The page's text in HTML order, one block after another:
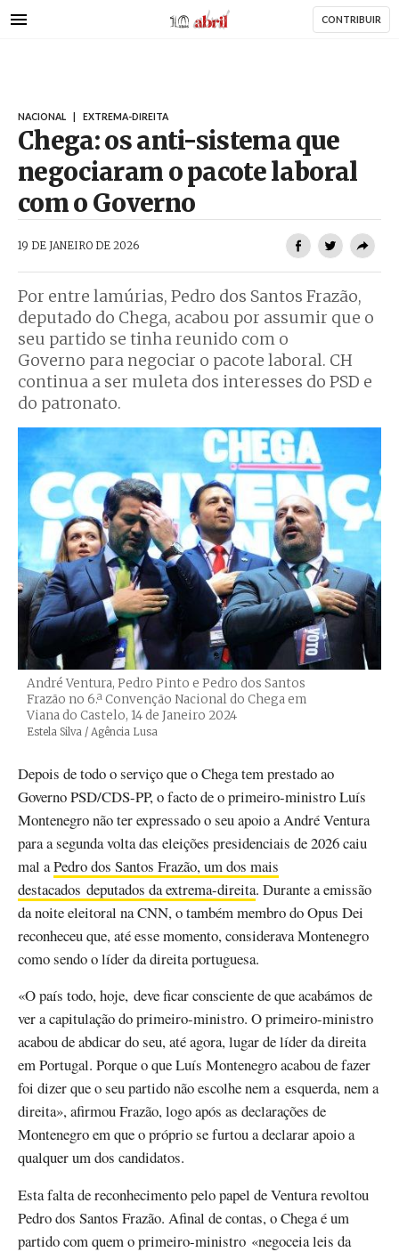
para
AbrilAbril CONTRIBUIR
NACIONAL EXTREMA-DIREITA
Chega: os anti-sistema que
negociaram o pacote laboral
com o Governo
19 DE JANEIRO DE 2026
Por entre lamúrias, Pedro dos Santos Frazão,
deputado do Chega, acabou por assumir que o
seu partido se tinha reunido com o
Governo para negociar o pacote laboral. CH
continua a ser muleta dos interesses do PSD e
do patronato.
André Ventura, Pedro Pinto e Pedro dos Santos
Frazão no 6.ª Convenção Nacional do Chega em
Viana do Castelo, 14 de Janeiro 2024
Créditos
Estela Silva / Agência Lusa
Depois de todo o serviço que o Chega tem prestado ao
Governo PSD/CDS-PP, o facto de o primeiro-ministro Luís
Montenegro não ter expressado o seu apoio a André Ventura
para a segunda volta das eleições presidenciais de 2026 caiu
mal aPedro dos Santos Frazão, um dos mais
destacados deputados da extrema-direita. Durante a emissão
da noite eleitoral na CNN, o também membro do Opus Dei
reconheceu que, até esse momento, considerava Montenegro
como sendo o líder da direita portuguesa.
«O país todo, hoje, deve ficar consciente de que acabámos de
ver a capitulação do primeiro-ministro. O primeiro-ministro
acabou de abdicar do seu, até agora, lugar de líder da direita
em Portugal. Porque o que Luís Montenegro acabou de fazer
foi dizer que o seu partido não escolhe nem a esquerda, nem a
direita», afirmou Frazão, logo após as declarações de
Montenegro em que o próprio se furtou a declarar apoio a
qualquer um dos candidatos.
Esta falta de reconhecimento pelo papel de Ventura revoltou
Pedro dos Santos Frazão. Afinal de contas, o Chega é um
partido com quem o primeiro-ministro «negoceia leis da